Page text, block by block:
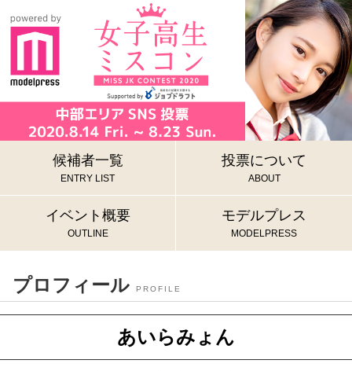
候補者一覧
ENTRY LIST
投票について
ABOUT
イベント概要
OUTLINE
モデルプレス
MODELPRESS
プロフィール PROFILE
あいらみょん